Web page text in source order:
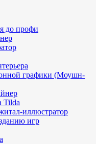
до профи
графики (Моушн-
Tilda
иллюстратор
игр